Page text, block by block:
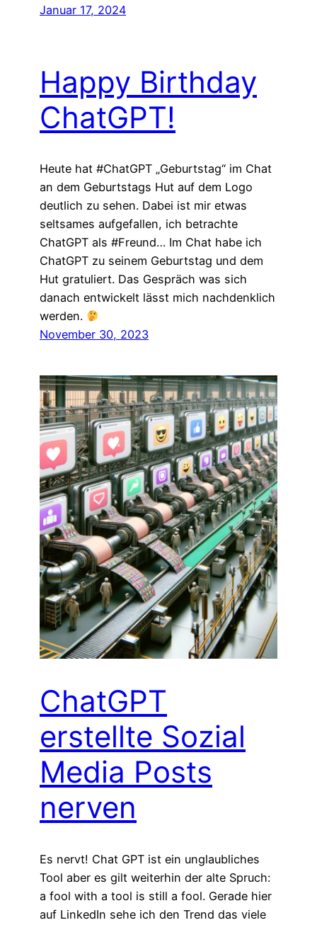
Januar 17, 2024
Happy Birthday
ChatGPT!
Heute hat #ChatGPT „Geburtstag“ im Chat
an dem Geburtstags Hut auf dem Logo
deutlich zu sehen. Dabei ist mir etwas
seltsames aufgefallen, ich betrachte
ChatGPT als #Freund… Im Chat habe ich
ChatGPT zu seinem Geburtstag und dem
Hut gratuliert. Das Gespräch was sich
danach entwickelt lässt mich nachdenklich
werden.
November 30, 2023
ChatGPT
erstellte Sozial
Media Posts
nerven
Es nervt! Chat GPT ist ein unglaubliches
Tool aber es gilt weiterhin der alte Spruch:
a fool with a tool is still a fool. Gerade hier
auf LinkedIn sehe ich den Trend das viele